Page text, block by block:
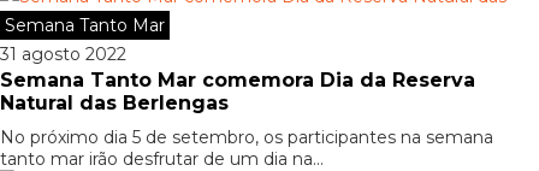
Semana Tanto Mar
31 agosto 2022
Semana Tanto Mar comemora Dia da Reserva
Natural das Berlengas
No próximo dia 5 de setembro, os participantes na semana
tanto mar irão desfrutar de um dia na...